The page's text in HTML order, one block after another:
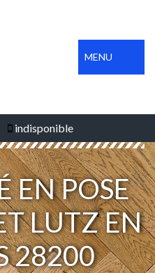
MENU
indisponible
EN POSE
LUTZ EN
28200